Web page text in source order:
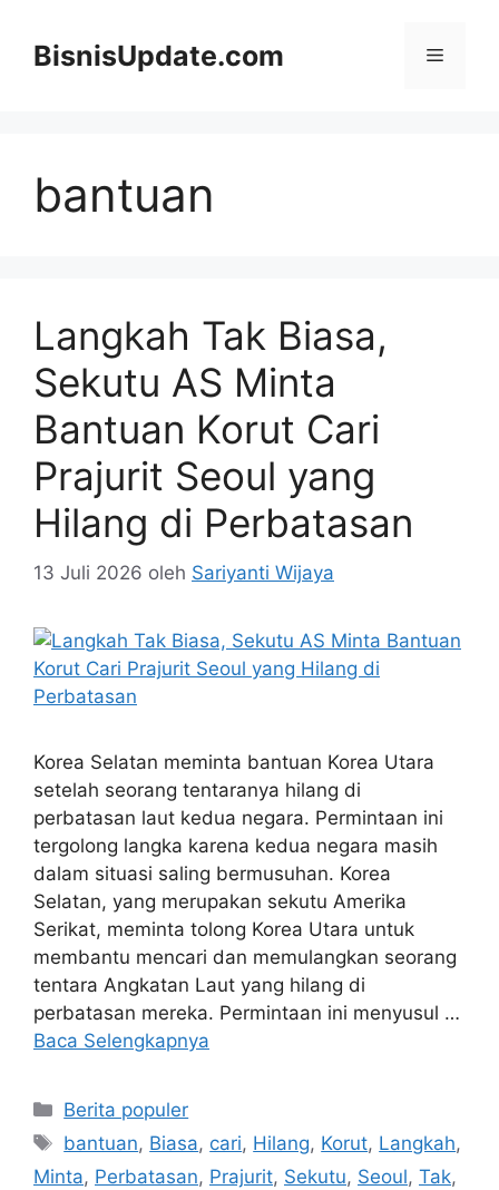
BisnisUpdate.com Menu
bantuan
Langkah Tak Biasa,
Sekutu AS Minta
Bantuan Korut Cari
Prajurit Seoul yang
Hilang di Perbatasan
13 Juli 2026 oleh Sariyanti Wijaya
Korea Selatan meminta bantuan Korea Utara
setelah seorang tentaranya hilang di
perbatasan laut kedua negara. Permintaan ini
tergolong langka karena kedua negara masih
dalam situasi saling bermusuhan. Korea
Selatan, yang merupakan sekutu Amerika
Serikat, meminta tolong Korea Utara untuk
membantu mencari dan memulangkan seorang
tentara Angkatan Laut yang hilang di
perbatasan mereka. Permintaan ini menyusul …
Baca Selengkapnya
Kategori
Berita populer
Tag
bantuan, Biasa, cari, Hilang, Korut, Langkah,
Minta, Perbatasan, Prajurit, Sekutu, Seoul, Tak,